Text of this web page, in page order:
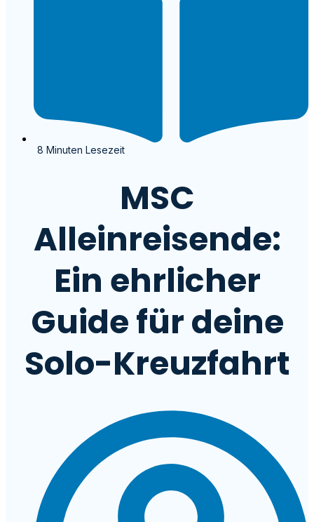
8 Minuten Lesezeit
MSC
Alleinreisende:
Ein ehrlicher
Guide für deine
Solo-Kreuzfahrt